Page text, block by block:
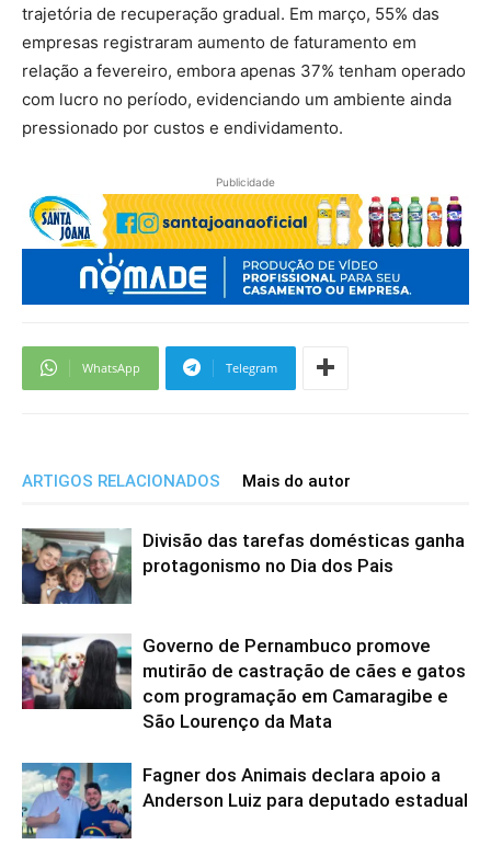
trajetória de recuperação gradual. Em março, 55% das
empresas registraram aumento de faturamento em
relação a fevereiro, embora apenas 37% tenham operado
com lucro no período, evidenciando um ambiente ainda
pressionado por custos e endividamento.
Publicidade
WhatsApp Telegram
ARTIGOS RELACIONADOS Mais do autor
Divisão das tarefas domésticas ganha
protagonismo no Dia dos Pais
Governo de Pernambuco promove
mutirão de castração de cães e gatos
com programação em Camaragibe e
São Lourenço da Mata
Fagner dos Animais declara apoio a
Anderson Luiz para deputado estadual